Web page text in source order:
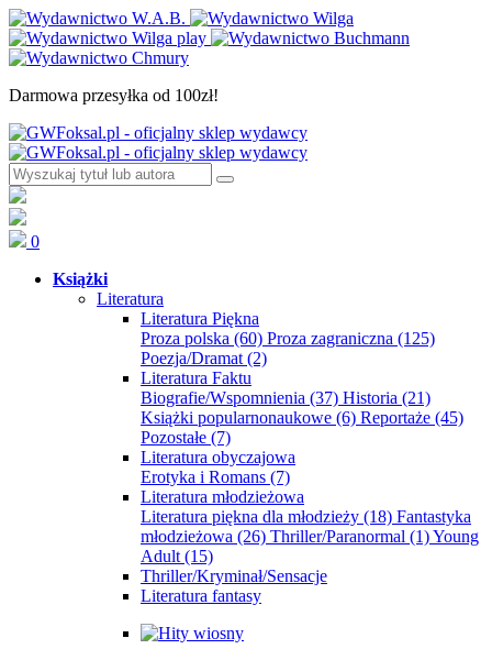
Darmowa przesyłka od 100zł!
0
Książki
Literatura
Literatura Piękna
Proza polska (60) Proza zagraniczna (125)
Poezja/Dramat (2)
Literatura Faktu
Biografie/Wspomnienia (37) Historia (21)
Książki popularnonaukowe (6) Reportaże (45)
Pozostałe (7)
Literatura obyczajowa
Erotyka i Romans (7)
Literatura młodzieżowa
Literatura piękna dla młodzieży (18) Fantastyka
młodzieżowa (26) Thriller/Paranormal (1)Young
Adult (15)
Thriller/Kryminał/Sensacje
Literatura fantasy